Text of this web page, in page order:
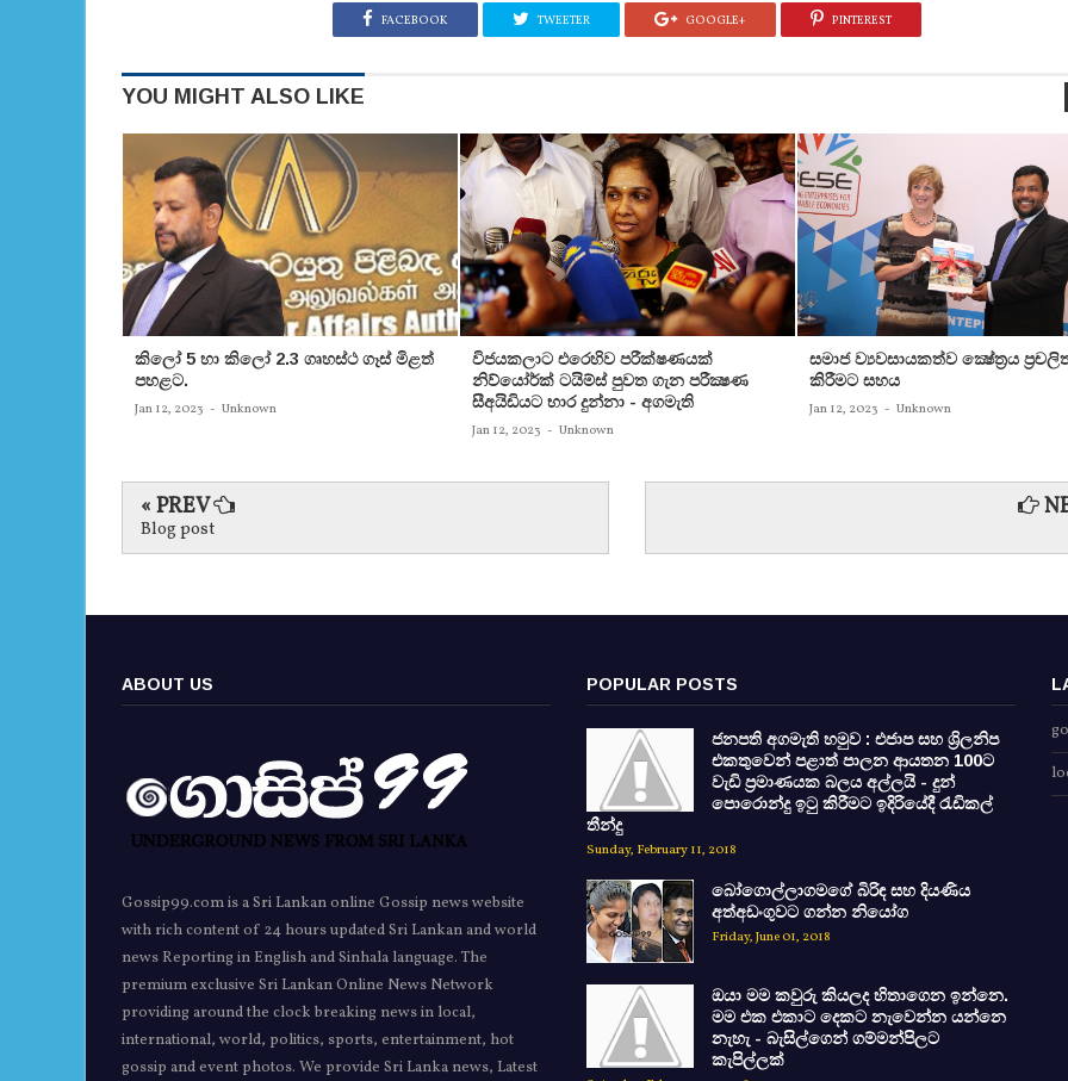
FACEBOOK TWEETER GOOGLE+ PINTEREST
YOU MIGHT ALSO LIKE
කිලෝ 5 හා කිලෝ 2.3 ගෘහස්ථ ගෑස් මිළත්
පහළට.
Jan 12, 2023 - Unknown
විජයකලාට එරෙහිව පරීක්‌ෂණයක්‌
නිව්යෝර්ක්‌ ටයිම්ස්‌ පුවත ගැන පරීක්‍ෂණ
සීඅයිඩියට භාර දුන්නා - අගමැති
Jan 12, 2023 - Unknown
සමාජ ව්‍යවසායකත්ව ක්‍ෂේත්‍රය
කිරීමට සහය
Jan 12, 2023 - Unknown
« PREV
Blog post
ABOUT US
Gossip99.com is a Sri Lankan online Gossip news website
with rich content of 24 hours updated Sri Lankan and world
news Reporting in English and Sinhala language. The
premium exclusive Sri Lankan Online News Network
providing around the clock breaking news in local,
international, world, politics, sports, entertainment, hot
gossip and event photos. We provide Sri Lanka news, Latest
POPULAR POSTS
ජනපති අගමැති හමුව : එජාප සහ ශ්‍රිලනිප
එකතුවෙන් පළාත් පාලන ආයතන 100ට
වැඩි ප්‍රමාණයක බලය අල්ලයි - දුන්
පොරොන්දු ඉටු කිරීමට ඉදිරියේදී රැඩිකල්
තීන්දු
Sunday, February 11, 2018
බෝගොල්ලාගමගේ බිරිඳ සහ දියණිය
අත්අඩංගුවට ගන්න නියෝග
Friday, June 01, 2018
ඔයා මම කවුරු කියලද හිතාගෙන ඉන්නෙ.
මම එක එකාට දෙකට නැවෙන්න යන්නෙ
නැහැ - බැසිල්ගෙන් ගම්මන්පිලට
කැපිල්ලක්